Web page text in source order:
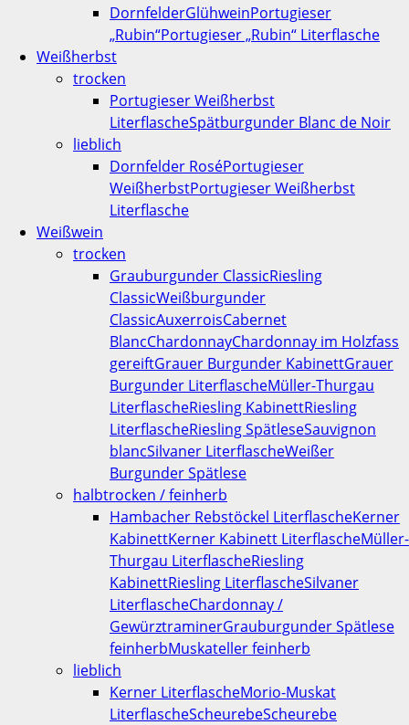
DornfelderGlühweinPortugieser
„Rubin“Portugieser „Rubin“ Literflasche
Weißherbst
trocken
Portugieser Weißherbst
LiterflascheSpätburgunder Blanc de Noir
lieblich
Dornfelder RoséPortugieser
WeißherbstPortugieser Weißherbst
Literflasche
Weißwein
trocken
Grauburgunder ClassicRiesling
ClassicWeißburgunder
ClassicAuxerroisCabernet
BlancChardonnayChardonnay im Holzfass
gereiftGrauer Burgunder KabinettGrauer
Burgunder LiterflascheMüller-Thurgau
LiterflascheRiesling KabinettRiesling
LiterflascheRiesling SpätleseSauvignon
blancSilvaner LiterflascheWeißer
Burgunder Spätlese
halbtrocken / feinherb
Hambacher Rebstöckel LiterflascheKerner
KabinettKerner Kabinett LiterflascheMüller-
Thurgau LiterflascheRiesling
KabinettRiesling LiterflascheSilvaner
LiterflascheChardonnay /
GewürztraminerGrauburgunder Spätlese
feinherbMuskateller feinherb
lieblich
Kerner LiterflascheMorio-Muskat
LiterflascheScheurebeScheurebe